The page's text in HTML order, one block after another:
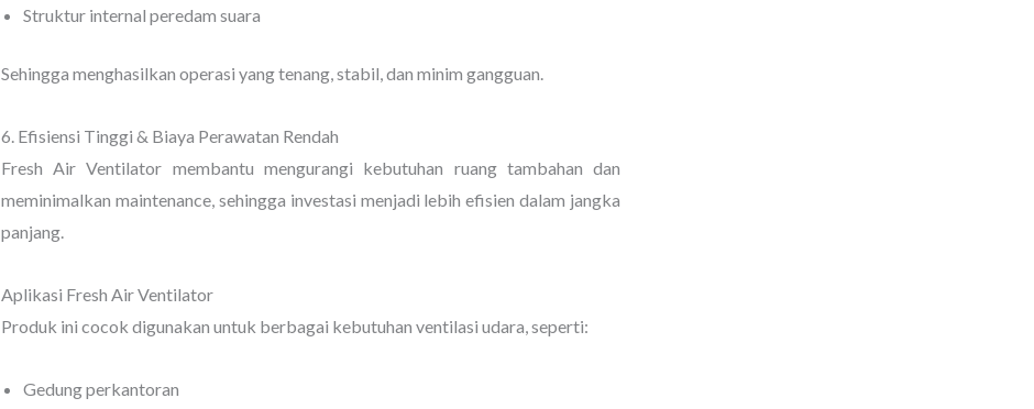
Struktur internal peredam suara
Sehingga menghasilkan operasi yang tenang, stabil, dan minim gangguan.
6. Efisiensi Tinggi & Biaya Perawatan Rendah
Fresh Air Ventilator membantu mengurangi kebutuhan ruang tambahan dan
meminimalkan maintenance, sehingga investasi menjadi lebih efisien dalam jangka
panjang.
Aplikasi Fresh Air Ventilator
Produk ini cocok digunakan untuk berbagai kebutuhan ventilasi udara, seperti:
Gedung perkantoran